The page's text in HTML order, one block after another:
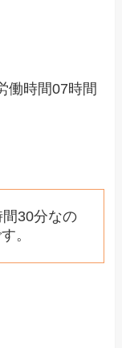
働時間07時間
30分なの
。